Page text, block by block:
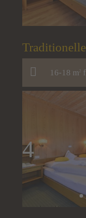
16-18 m 2